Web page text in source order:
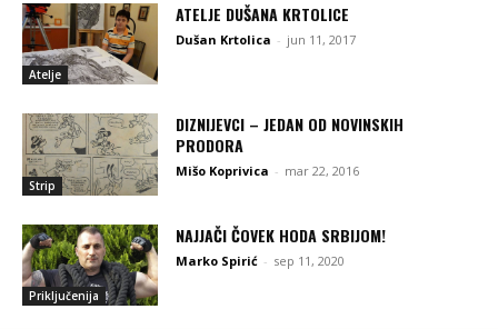
Atelje
ATELJE DUŠANA KRTOLICE
Dušan Krtolica - jun 11, 2017
Strip
DIZNIJEVCI – JEDAN OD NOVINSKIH
PRODORA
Mišo Koprivica - mar 22, 2016
Priključenija
NAJJAČI ČOVEK HODA SRBIJOM!
Marko Spirić - sep 11, 2020